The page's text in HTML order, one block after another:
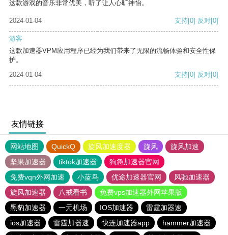
这款游戏的音乐非常优美，听了让人心旷神怡。
2024-01-04 支持[0] 反对[0]
游客
这款加速器VPM应用程序已经为我们带来了无限的流畅体验和安全性保
护。
2024-01-04
支持[0] 反对[0]
友情链接
网站地图 QuickQ 旋风加速度器 旋风
旋风加速
坚果加速器
tiktok加速器
狗急加速器官网
免费vqn外网加速
小蓝鸟 优途加速器官网
风驰加速器
旋风加速器
八戒看书
免费vps加速器外网苹果版
黑豹加速器
一元机场 IOS加速器
雷霆加器速
ios加速器
雷霆加器速 快连加速器app
hammer加速器